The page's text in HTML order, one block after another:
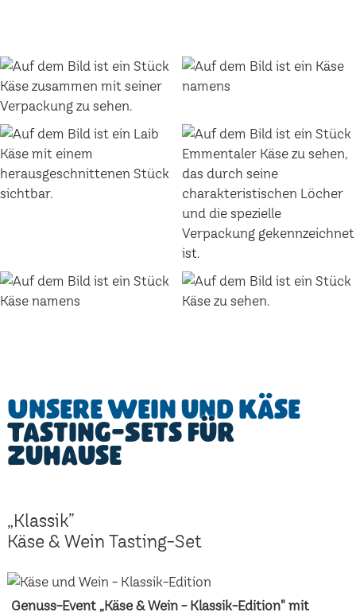
Unsere Wein und Käse
Tasting-Sets für
Zuhause
„Klassik”
Käse & Wein Tasting-Set
Genuss-Event „Käse & Wein - Klassik-Edition" mit